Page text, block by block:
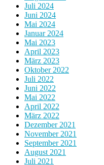
Juli 2024
Juni 2024
Mai 2024
Januar 2024
Mai 2023
April 2023
März 2023
Oktober 2022
Juli 2022
Juni 2022
Mai 2022
April 2022
März 2022
Dezember 2021
November 2021
September 2021
August 2021
Juli 2021